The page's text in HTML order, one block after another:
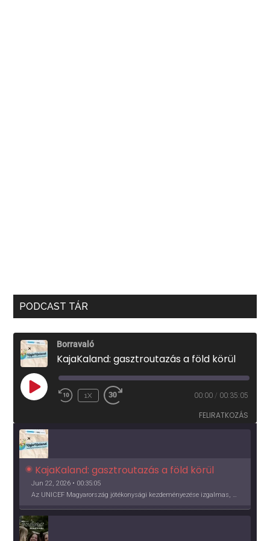
PODCAST TÁR
Borravaló
KajaKaland: gasztroutazás a föld körül
PLAY
EPISODE
1X 00:00 / 00:35:05
FELIRATKOZÁS
KajaKaland: gasztroutazás a föld körül
Jun 22, 2026 • 00:35:05
Az UNICEF Magyarország jótékonysági kezdeményezése izgalmas, egész éves világkörüli ízutazásra hív, igazi családi program és gasztroedukáció, illetve segítség a rászorulóknak is egyben.